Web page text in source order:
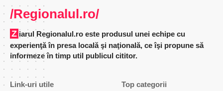
/Regionalul.ro/
Ziarul Regionalul.ro este produsul unei echipe cu
experienţă în presa locală şi naţională, ce îşi propune să
informeze în timp util publicul cititor.
Link-uri utile Top categorii